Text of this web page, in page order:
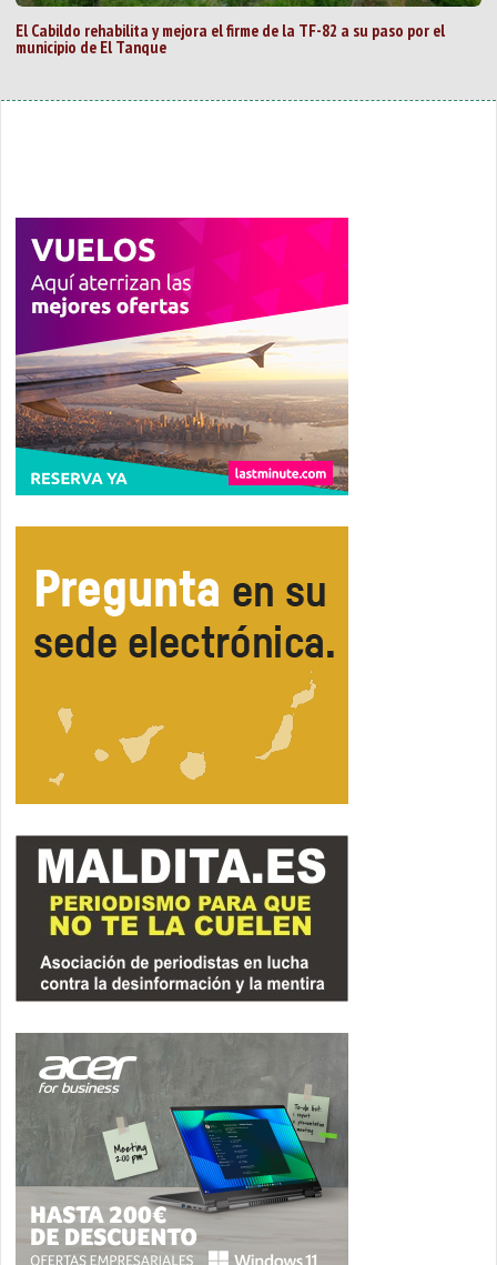
El Cabildo rehabilita y mejora el firme de la TF-82 a su paso por el
municipio de El Tanque